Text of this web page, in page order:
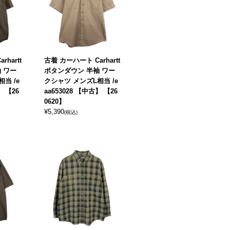
ワー
当 /e
【26
古着 カーハート Carhartt
ボタンダウン 半袖 ワー
クシャツ メンズL相当 /e
aa653028 【中古】 【26
0620】
¥5,390(税込)